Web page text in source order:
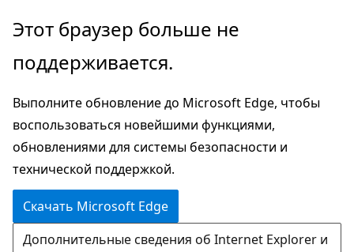
Пропустить
перейти
основному
содержимому
Этот браузер больше не
поддерживается.
Выполните обновление до Microsoft Edge, чтобы
воспользоваться новейшими функциями,
обновлениями для системы безопасности и
технической поддержкой.
Скачать Microsoft Edge
Дополнительные сведения об Internet Explorer и